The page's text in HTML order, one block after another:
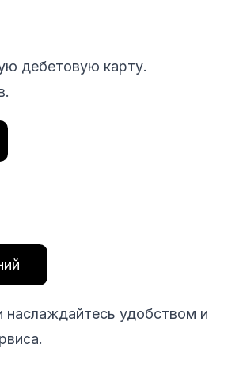
дебетовую карту.
удобством и